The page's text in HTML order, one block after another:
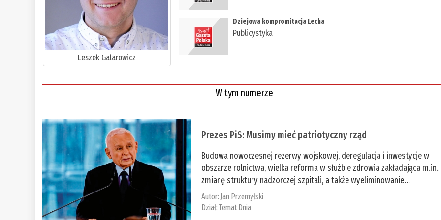
Leszek Galarowicz
Dziejowa kompromitacja Lecha
Publicystyka
W tym numerze
Prezes PiS: Musimy mieć patriotyczny rząd
Budowa nowoczesnej rezerwy wojskowej, deregulacja i inwestycje w
obszarze rolnictwa, wielka reforma w służbie zdrowia zakładająca m.in.
zmianę struktury nadzorczej szpitali, a także wyeliminowanie...
Autor: Jan Przemyłski
Dział:Temat Dnia